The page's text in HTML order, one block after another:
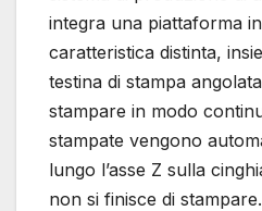
integra una piattaforma
caratteristica distinta,
testina di stampa
stampare in modo
stampate vengono
lungo l’asse Z sulla
non si finisce di stampare.